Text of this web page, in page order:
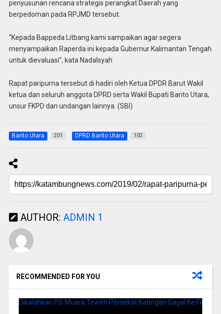
penyusunan rencana strategis perangkat Daerah yang
berpedoman pada RPJMD tersebut.
“Kepada Bappeda Litbang kami sampaikan agar segera
menyampaikan Raperda ini kepada Gubernur Kalimantan Tengah
untuk dievaluasi”, kata Nadalsyah
Rapat paripurna tersebut di hadiri oleh Ketua DPDR Barut Wakil
ketua dan seluruh anggota DPRD serta Wakil Bupati Barito Utara,
unsur FKPD dan undangan lainnya. (SBI)
Barito Utara 201 DPRD Barito Utara 102
AUTHOR: ADMIN 1
RECOMMENDED FOR YOU